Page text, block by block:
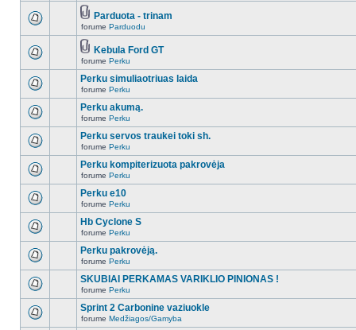
Parduota - trinam
forume Parduodu
Kebula Ford GT
forume Perku
Perku simuliaotriuas laida
forume Perku
Perku akumą.
forume Perku
Perku servos traukei toki sh.
forume Perku
Perku kompiterizuota pakrovėja
forume Perku
Perku e10
forume Perku
Hb Cyclone S
forume Perku
Perku pakrovėją.
forume Perku
SKUBIAI PERKAMAS VARIKLIO PINIONAS !
forume Perku
Sprint 2 Carbonine vaziuokle
forume Medžiagos/Gamyba